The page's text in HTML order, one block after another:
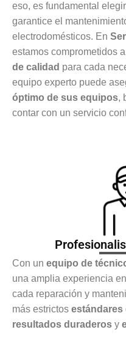
eso, es fundamental
garantice el
electrodomésticos. En
estamos comprometidos
de calidad para cada
equipo experto puede
óptimo de sus equipos,
contar con un servicio
Con un equipo de
una amplia experiencia
cada reparación y
más estrictos estándares
resultados duraderos y